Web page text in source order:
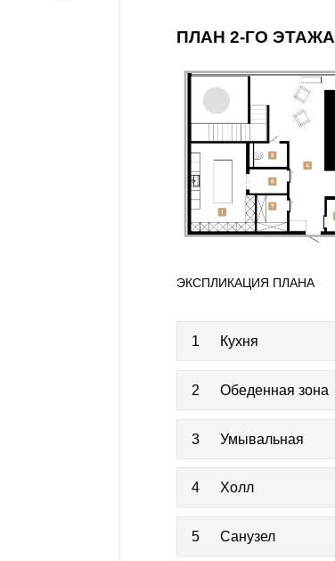
ПЛАН 2-ГО ЭТАЖА
ЭКСПЛИКАЦИЯ ПЛАНА
1 Кухня
2 Обеденная зона
3 Умывальная
4 Холл
5 Санузел